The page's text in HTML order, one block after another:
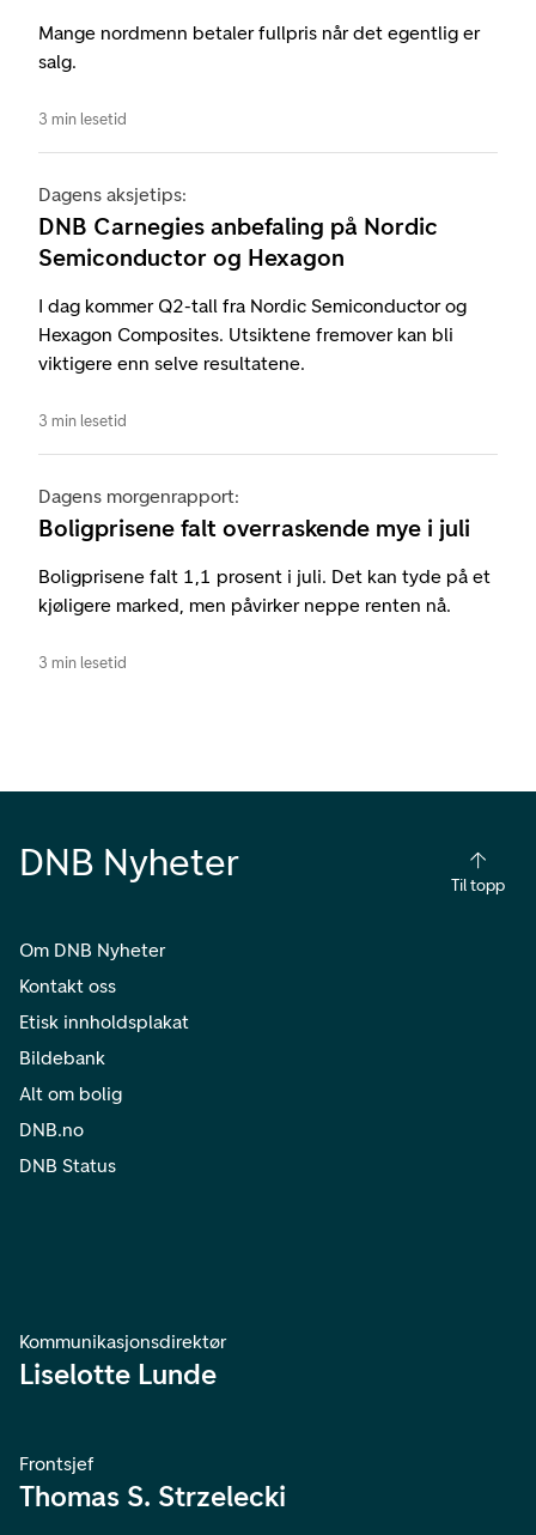
Mange nordmenn betaler fullpris når det egentlig er
salg.
3 min lesetid
Dagens aksjetips:
DNB Carnegies anbefaling på Nordic
Semiconductor og Hexagon
I dag kommer Q2-tall fra Nordic Semiconductor og
Hexagon Composites. Utsiktene fremover kan bli
viktigere enn selve resultatene.
3 min lesetid
Dagens morgenrapport:
Boligprisene falt overraskende mye i juli
Boligprisene falt 1,1 prosent i juli. Det kan tyde på et
kjøligere marked, men påvirker neppe renten nå.
3 min lesetid
DNB Nyheter
Til topp
Om DNB Nyheter
Kontakt oss
Etisk innholdsplakat
Bildebank
Alt om bolig
DNB.no
DNB Status
Kommunikasjonsdirektør
Liselotte Lunde
Frontsjef
Thomas S. Strzelecki